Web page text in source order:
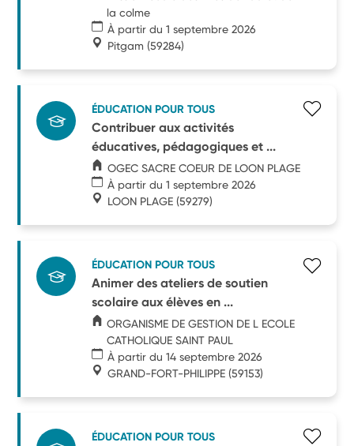
la colme
À partir du 1 septembre 2026
Pitgam (59284)
ÉDUCATION POUR TOUS
Contribuer aux activités
éducatives, pédagogiques et ...
OGEC SACRE COEUR DE LOON PLAGE
À partir du 1 septembre 2026
LOON PLAGE (59279)
ÉDUCATION POUR TOUS
Animer des ateliers de soutien
scolaire aux élèves en ...
ORGANISME DE GESTION DE L ECOLE
CATHOLIQUE SAINT PAUL
À partir du 14 septembre 2026
GRAND-FORT-PHILIPPE (59153)
ÉDUCATION POUR TOUS